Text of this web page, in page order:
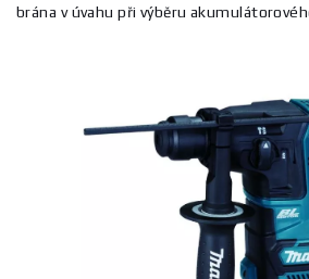
brána v úvahu při výběru